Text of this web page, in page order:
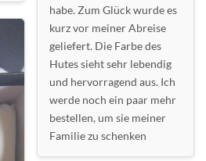
habe. Zum Glück wurde es
kurz vor meiner Abreise
geliefert. Die Farbe des
Hutes sieht sehr lebendig
und hervorragend aus. Ich
werde noch ein paar mehr
bestellen, um sie meiner
Familie zu schenken